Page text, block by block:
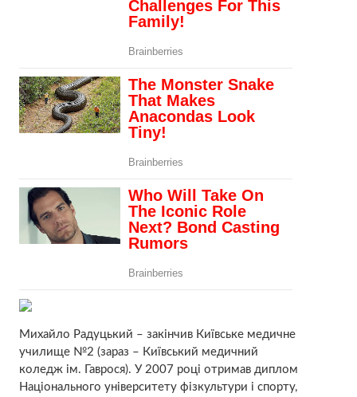
Михайло Радуцький – закінчив Київське медичне
училище №2 (зараз – Київський медичний
коледж ім. Гаврося). У 2007 році отримав диплом
Національного університету фізкультури і спорту,